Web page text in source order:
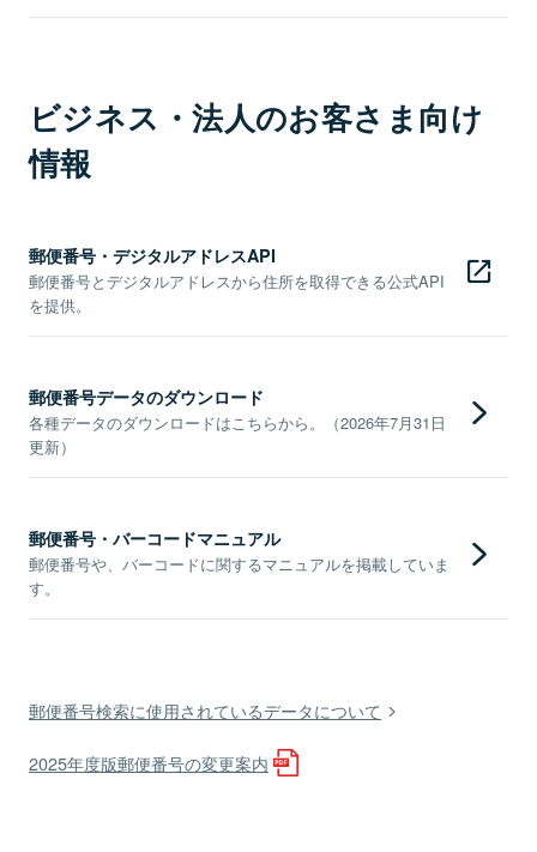
ビジネス・法人のお客さま向け
情報
郵便番号・デジタルアドレスAPI
郵便番号とデジタルアドレスから住所を取得できる公式API
を提供。
郵便番号データのダウンロード
各種データのダウンロードはこちらから。（2026年7月31日
更新）
郵便番号・バーコードマニュアル
郵便番号や、バーコードに関するマニュアルを掲載していま
す。
郵便番号検索に使用されているデータについて
2025年度版郵便番号の変更案内